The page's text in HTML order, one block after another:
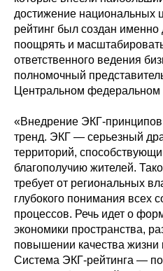
достижение национальных
рейтинг был создан именно
поощрять и
ответственного ведения
полномочный
Центральном федеральном
«Внедрение ЭКГ-
тренд. ЭКГ — серьезный
территорий,
благополучию жителей.
требует от региональных
глубокого понимания всех
процессов. Речь идет о
экономики пространства,
повышении качества жизни
Система ЭКГ-рейтинга —